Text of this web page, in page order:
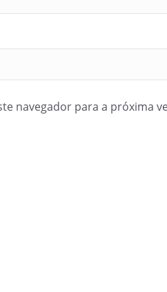
navegador para a próxima